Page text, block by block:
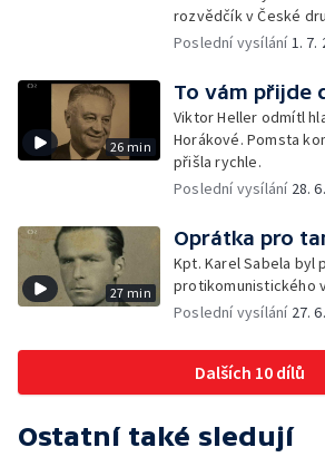
rozvědčík v České
Poslední vysílání1. 7.
26 min
To vám přijde
Viktor Heller odmítl
Horákové. Pomsta
přišla rychle.
Poslední vysílání 28.
27 min
Oprátka pro
Kpt. Karel Sabela byl
protikomunistického
Poslední vysílání 27.
Dalších 10 dílů
Ostatní také sledují